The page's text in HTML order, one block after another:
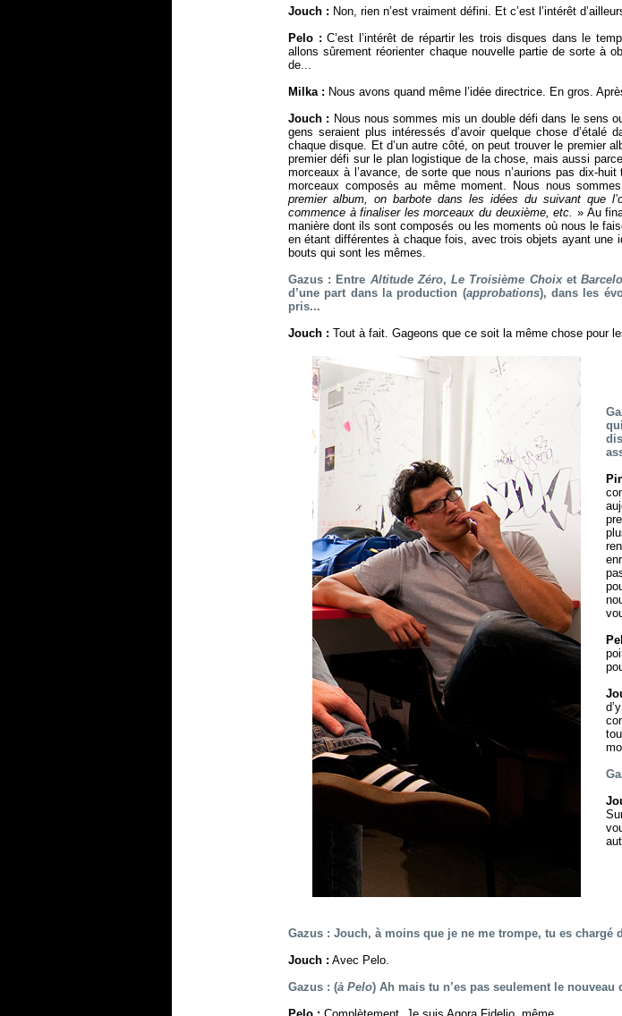
Jouch : Non, rien n’est vraiment défini. Et c’est l’intérêt
Pelo : C’est l’intérêt de répartir les trois disques dans le
allons sûrement réorienter chaque nouvelle partie de sorte à
de...
Milka : Nous avons quand même l’idée directrice. En gros.
Jouch : Nous nous sommes mis un double défi dans le sens
gens seraient plus intéressés d’avoir quelque chose
chaque disque. Et d’un autre côté, on peut trouver le premier
premier défi sur le plan logistique de la chose, mais aussi
morceaux à l’avance, de sorte que nous n’aurions pas dix-
morceaux composés au même moment. Nous nous
premier album, on barbote dans les idées du suivant que
commence à finaliser les morceaux du deuxième, etc. » Au
manière dont ils sont composés ou les moments où nous le
en étant différentes à chaque fois, avec trois objets ayant une
bouts qui sont les mêmes.
Gazus : Entre Altitude Zéro,Le Troisième Choixet
d’une part dans la production (approbations), dans les
pris...
Jouch : Tout à fait. Gageons que ce soit la même chose pour
Gazus : Jouch, à moins que je ne me trompe, tu es chargé
Jouch : Avec Pelo.
Gazus : (à Pelo) Ah mais tu n’es pas seulement le